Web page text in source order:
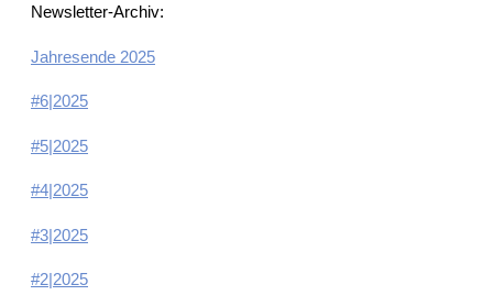
Newsletter-Archiv:
Jahresende 2025
#6|2025
#5|2025
#4|2025
#3|2025
#2|2025